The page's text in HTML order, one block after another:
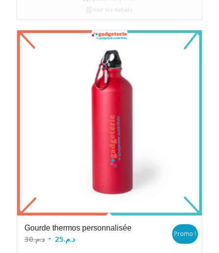
Voir les détails
Gourde thermos personnalisée
د.م.30
Le
د.م.25
Le
Promo !